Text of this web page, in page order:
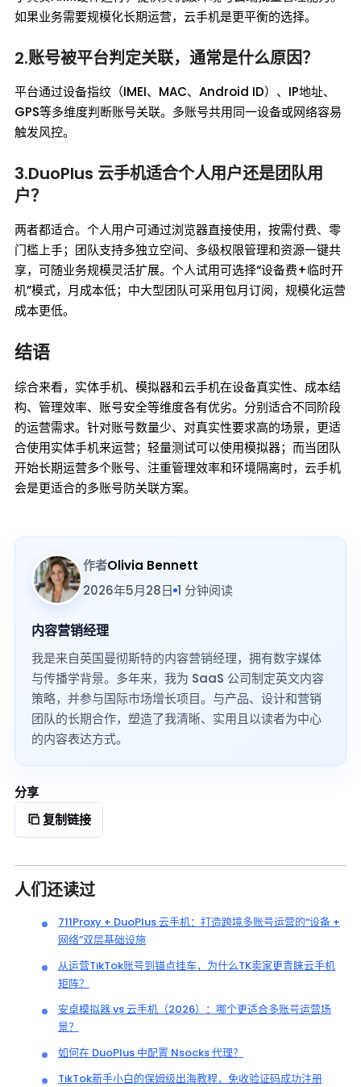
如果业务需要规模化长期运营，云手机是更平衡的选择。
2.账号被平台判定关联，通常是什么原因？
平台通过设备指纹（IMEI、MAC、Android ID）、IP地址、
GPS等多维度判断账号关联。多账号共用同一设备或网络容易
触发风控。
3.DuoPlus 云手机适合个人用户还是团队用
户？
两者都适合。个人用户可通过浏览器直接使用，按需付费、零
门槛上手；团队支持多独立空间、多级权限管理和资源一键共
享，可随业务规模灵活扩展。个人试用可选择“设备费+临时开
机”模式，月成本低；中大型团队可采用包月订阅，规模化运营
成本更低。
结语
综合来看，实体手机、模拟器和云手机在设备真实性、成本结
构、管理效率、账号安全等维度各有优劣。分别适合不同阶段
的运营需求。针对账号数量少、对真实性要求高的场景，更适
合使用实体手机来运营；轻量测试可以使用模拟器；而当团队
开始长期运营多个账号、注重管理效率和环境隔离时，云手机
会是更适合的多账号防关联方案。
作者Olivia Bennett
2026年5月28日 1 分钟阅读
内容营销经理
我是来自英国曼彻斯特的内容营销经理，拥有数字媒体
与传播学背景。多年来，我为 SaaS 公司制定英文内容
策略，并参与国际市场增长项目。与产品、设计和营销
团队的长期合作，塑造了我清晰、实用且以读者为中心
的内容表达方式。
分享
复制链接
人们还读过
711Proxy + DuoPlus 云手机：打造跨境多账号运营的“设备 +
网络”双层基础设施
从运营TikTok账号到锚点挂车，为什么TK卖家更青睐云手机
矩阵？
安卓模拟器 vs 云手机（2026）：哪个更适合多账号运营场
景？
如何在 DuoPlus 中配置 Nsocks 代理？
TikTok新手小白的保姆级出海教程，免收验证码成功注册